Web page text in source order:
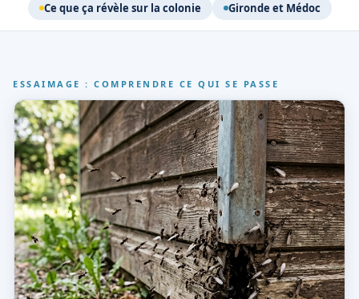
Ce que ça révèle sur la colonie
Gironde et Médoc
ESSAIMAGE : COMPRENDRE CE QUI SE PASSE